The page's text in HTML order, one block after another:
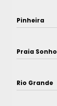
Pinheira
Praia Sonho
Rio Grande